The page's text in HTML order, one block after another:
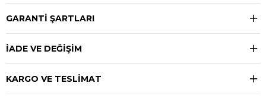
GARANTİ ŞARTLARI
İADE VE DEĞİŞİM
KARGO VE TESLİMAT